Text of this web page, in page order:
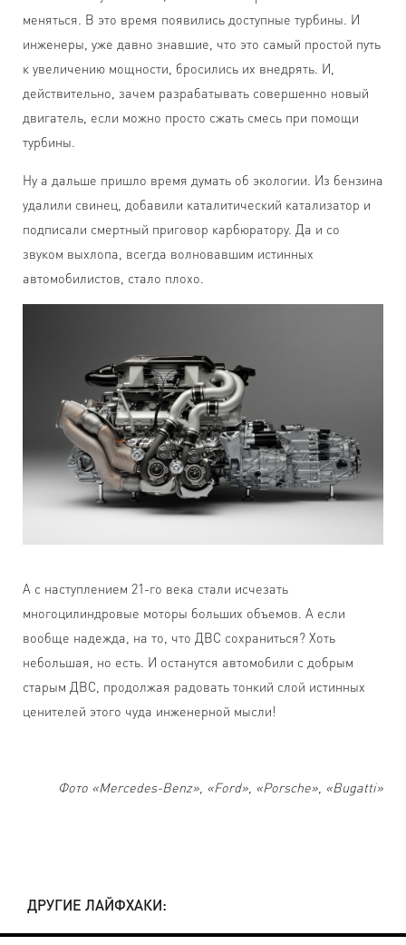
меняться. В это время появились доступные турбины. И
инженеры, уже давно знавшие, что это самый простой путь
к увеличению мощности, бросились их внедрять. И,
действительно, зачем разрабатывать совершенно новый
двигатель, если можно просто сжать смесь при помощи
турбины.
Ну а дальше пришло время думать об экологии. Из бензина
удалили свинец, добавили каталитический катализатор и
подписали смертный приговор карбюратору. Да и со
звуком выхлопа, всегда волновавшим истинных
автомобилистов, стало плохо.
А с наступлением 21-го века стали исчезать
многоцилиндровые моторы больших объемов. А если
вообще надежда, на то, что ДВС сохраниться? Хоть
небольшая, но есть. И останутся автомобили с добрым
старым ДВС, продолжая радовать тонкий слой истинных
ценителей этого чуда инженерной мысли!
Фото «Мercedes-Benz», «Ford», «Porsche», «Bugatti»
ДРУГИЕ ЛАЙФХАКИ: